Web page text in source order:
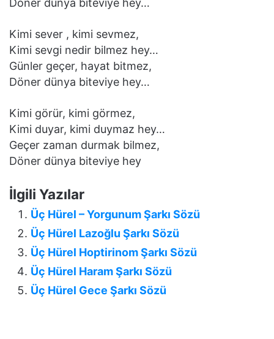
Döner dünya biteviye hey…
Kimi sever , kimi sevmez,
Kimi sevgi nedir bilmez hey…
Günler geçer, hayat bitmez,
Döner dünya biteviye hey…
Kimi görür, kimi görmez,
Kimi duyar, kimi duymaz hey…
Geçer zaman durmak bilmez,
Döner dünya biteviye hey
İlgili Yazılar
Üç Hürel – Yorgunum Şarkı Sözü
Üç Hürel Lazoğlu Şarkı Sözü
Üç Hürel Hoptirinom Şarkı Sözü
Üç Hürel Haram Şarkı Sözü
Üç Hürel Gece Şarkı Sözü